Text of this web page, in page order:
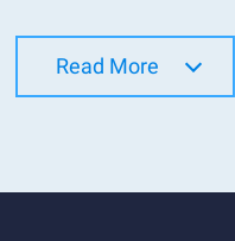
Read More